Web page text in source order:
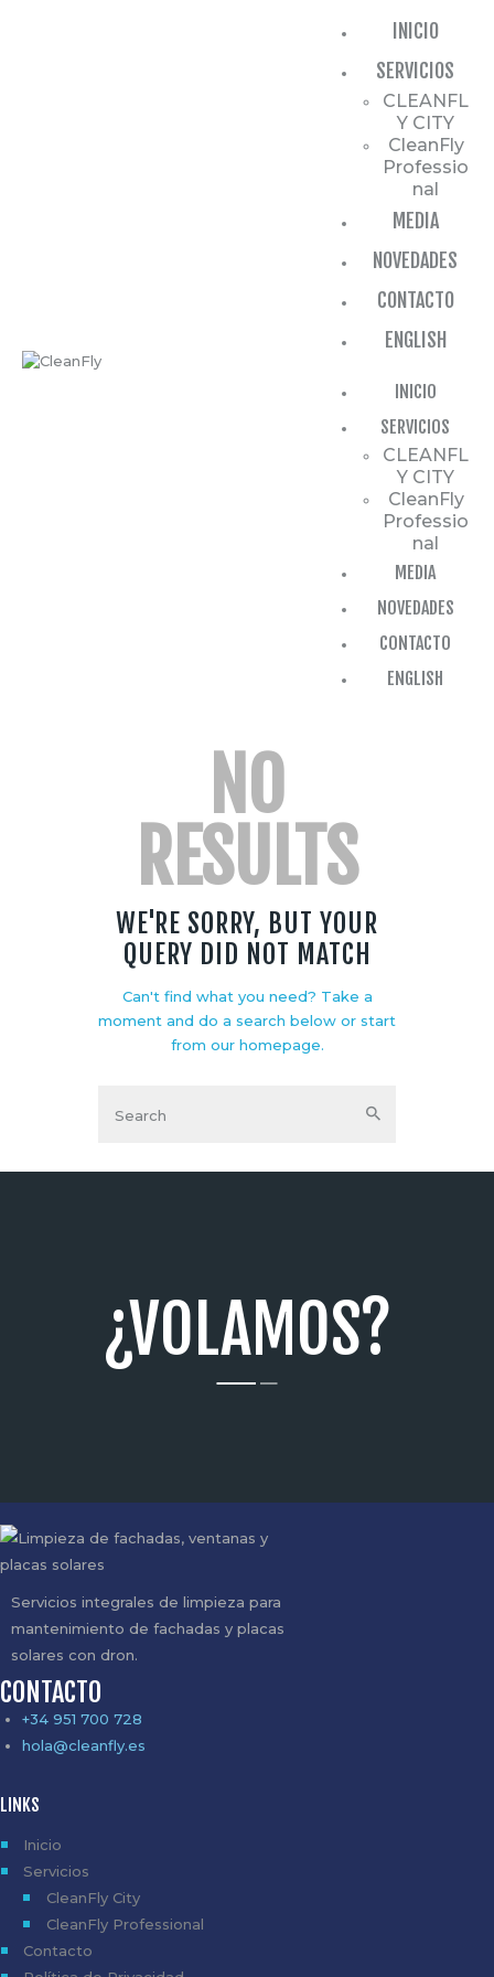
INICIO
SERVICIOS
CLEANFL
Y CITY
CleanFly
Professio
nal
MEDIA
NOVEDADES
CONTACTO
ENGLISH
INICIO
SERVICIOS
CLEANFL
Y CITY
CleanFly
Professio
nal
MEDIA
NOVEDADES
CONTACTO
ENGLISH
NO
RESULTS
WE'RE SORRY, BUT YOUR
QUERY DID NOT MATCH
Can't find what you need? Take a
moment and do a search below or start
from our homepage.
¿VOLAMOS?
Servicios integrales de limpieza para
mantenimiento de fachadas y placas
solares con dron.
CONTACTO
+34 951 700 728
hola@cleanfly.es
LINKS
Inicio
Servicios
CleanFly City
CleanFly Professional
Contacto